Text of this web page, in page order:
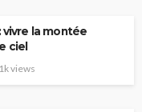
vivre la montée
ciel
views